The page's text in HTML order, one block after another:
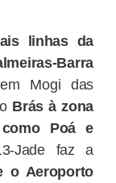
linhas da
Barra
Mogi das
Brás à zona
Poá e
Jade faz a
o Aeroporto